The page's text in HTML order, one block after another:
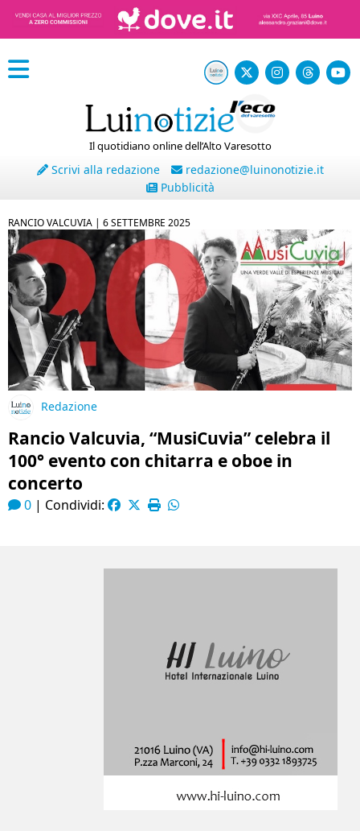
Il quotidiano online dell’Alto Varesotto
Scrivi alla redazione
redazione@luinonotizie.it
Pubblicità
RANCIO VALCUVIA | 6 SETTEMBRE 2025
Redazione
Rancio Valcuvia, “MusiCuvia” celebra il
100° evento con chitarra e oboe in
concerto
0 | Condividi: